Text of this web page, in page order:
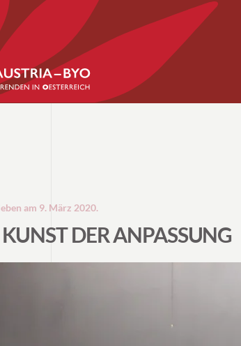
am 9. März 2020.
DER ANPASSUNG